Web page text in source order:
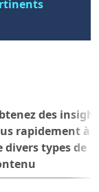
des
rapidement à
divers types de